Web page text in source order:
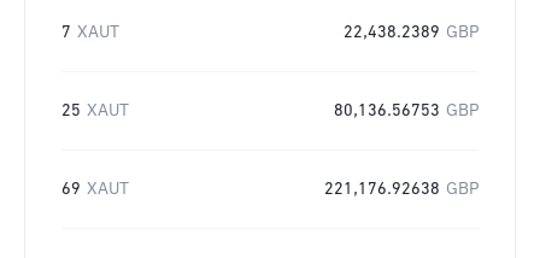
7 XAUT 22,438.2389 GBP
25 XAUT 80,136.56753 GBP
69 XAUT 221,176.92638 GBP